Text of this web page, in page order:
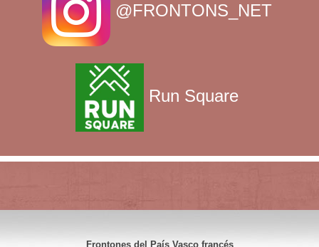
@FRONTONS_NET
Run Square
Frontones del País Vasco francés